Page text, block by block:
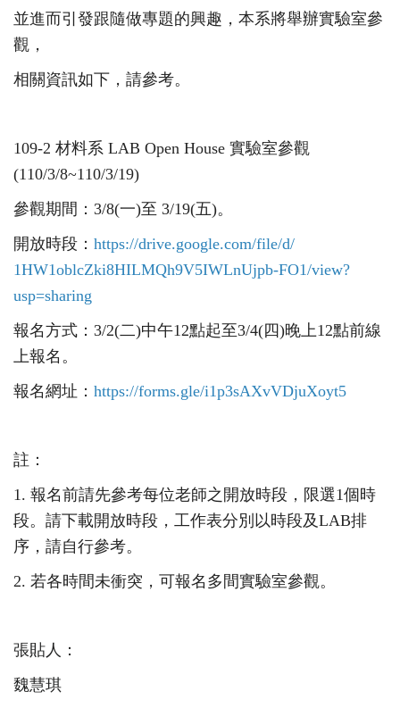
並進而引發跟隨做專題的興趣，本系將舉辦實驗室參
觀，
相關資訊如下，請參考。
109-2 材料系 LAB Open House 實驗室參觀
(110/3/8~110/3/19)
參觀期間： 3/8(一)至 3/19(五)。
開放時段： https://drive.google.com/file/d/
1HW1oblcZki8HILMQh9V5IWLnUjpb-FO1/view?
usp=sharing
報名方式： 3/2(二)中午12點起至3/4(四)晚上12點前線
上報名。
報名網址： https://forms.gle/i1p3sAXvVDjuXoyt5
註：
1. 報名前請先參考每位老師之開放時段，限選1個時
段。 請下載開放時段，工作表分別以時段及LAB排
序，請自行參考。
2. 若各時間未衝突，可報名多間實驗室參觀。
張貼人：
魏慧琪